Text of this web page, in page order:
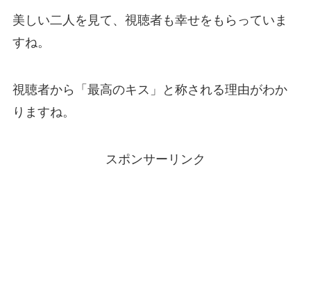
美しい二人を見て、視聴者も幸せをもらっていま
すね。
視聴者から「最高のキス」と称される理由がわか
りますね。
スポンサーリンク